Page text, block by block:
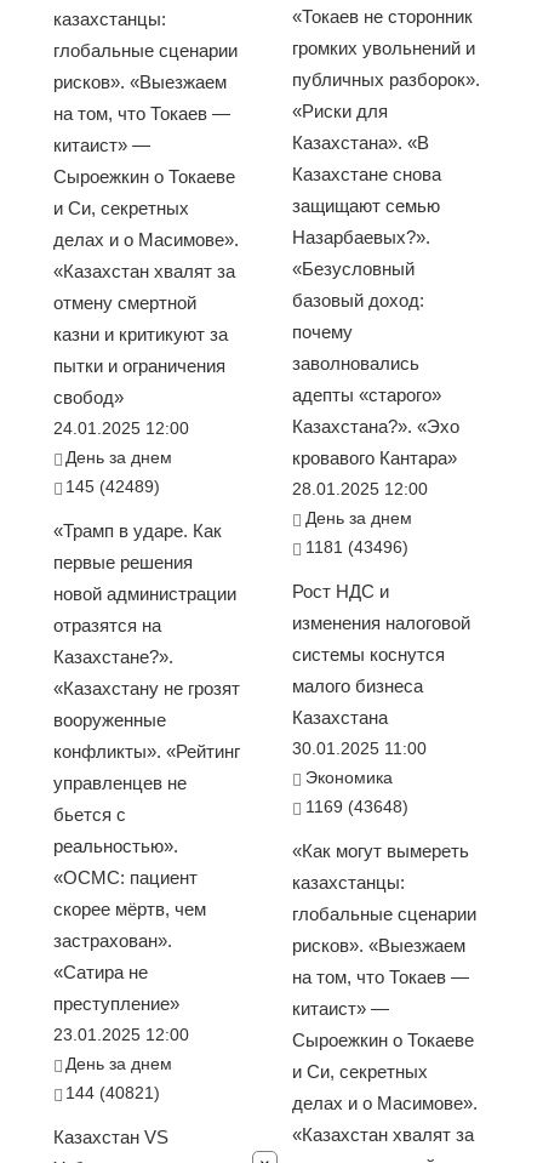
казахстанцы:
глобальные сценарии
рисков». «Выезжаем
на том, что Токаев —
китаист» —
Сыроежкин о Токаеве
и Си, секретных
делах и о Масимове».
«Казахстан хвалят за
отмену смертной
казни и критикуют за
пытки и ограничения
свобод»
24.01.2025 12:00
День за днем
145 (42489)
«Трамп в ударе. Как
первые решения
новой администрации
отразятся на
Казахстане?».
«Казахстану не грозят
вооруженные
конфликты». «Рейтинг
управленцев не
бьется с
реальностью».
«ОСМС: пациент
скорее мёртв, чем
застрахован».
«Сатира не
преступление»
23.01.2025 12:00
День за днем
144 (40821)
Казахстан VS
«Токаев не сторонник
громких увольнений и
публичных разборок».
«Риски для
Казахстана». «В
Казахстане снова
защищают семью
Назарбаевых?».
«Безусловный
базовый доход:
почему
заволновались
адепты «старого»
Казахстана?». «Эхо
кровавого Кантара»
28.01.2025 12:00
День за днем
1181 (43496)
Рост НДС и
изменения налоговой
системы коснутся
малого бизнеса
Казахстана
30.01.2025 11:00
Экономика
1169 (43648)
«Как могут вымереть
казахстанцы:
глобальные сценарии
рисков». «Выезжаем
на том, что Токаев —
китаист» —
Сыроежкин о Токаеве
и Си, секретных
делах и о Масимове».
«Казахстан хвалят за